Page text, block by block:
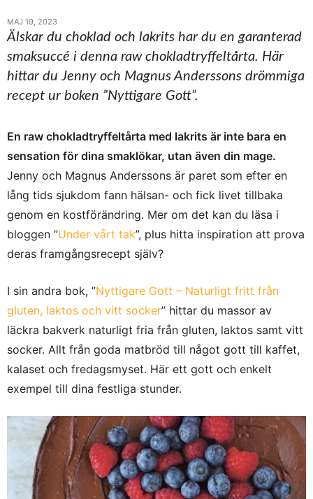
MAJ 19, 2023
Älskar du choklad och lakrits har du en garanterad
smaksuccé i denna raw chokladtryffeltårta. Här
hittar du Jenny och Magnus Anderssons drömmiga
recept ur boken ”Nyttigare Gott”.
En raw chokladtryffeltårta med lakrits är inte bara en
sensation för dina smaklökar, utan även din mage.
Jenny och Magnus Anderssons är paret som efter en
lång tids sjukdom fann hälsan- och fick livet tillbaka
genom en kostförändring. Mer om det kan du läsa i
bloggen ”Under vårt tak”, plus hitta inspiration att prova
deras framgångsrecept själv?
I sin andra bok, ”Nyttigare Gott – Naturligt fritt från
gluten, laktos och vitt socker” hittar du massor av
läckra bakverk naturligt fria från gluten, laktos samt vitt
socker. Allt från goda matbröd till något gott till kaffet,
kalaset och fredagsmyset. Här ett gott och enkelt
exempel till dina festliga stunder.